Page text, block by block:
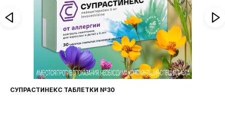
СУПРАСТИНЕКС ТАБЛЕТКИ №30